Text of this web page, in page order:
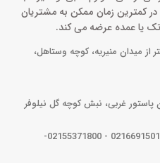
کمترین زمان ممکن به مشتریان
یا عمده عرضه می کند.
از میدان منیریه، کوچه وستاهل،
پاستور غربی، نبش کوچه گل نیلوفر
شماره تماس: 09394223237 - 02166915018 - 02155371800-